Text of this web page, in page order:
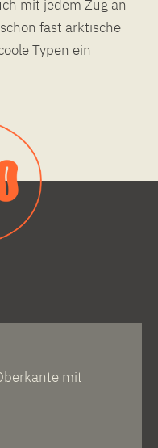
mit jedem Zug an
fast arktische
Typen ein
mit